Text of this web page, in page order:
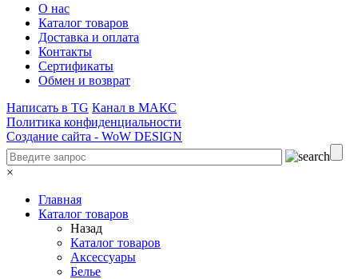
О нас
Каталог товаров
Доставка и оплата
Контакты
Сертификаты
Обмен и возврат
Написать в TG Канал в МАКС
Политика конфиденциальности
Создание сайта - WoW DESIGN
×
Главная
Каталог товаров
Назад
Каталог товаров
Аксессуары
Белье